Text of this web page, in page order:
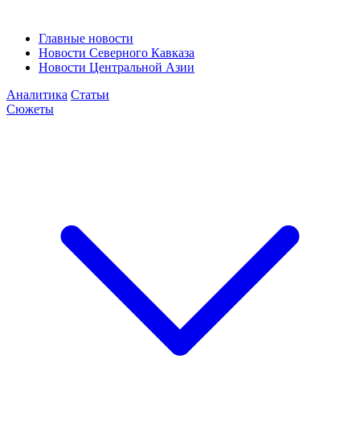
Главные новости
Новости Северного Кавказа
Новости Центральной Азии
Аналитика Статьи
Сюжеты